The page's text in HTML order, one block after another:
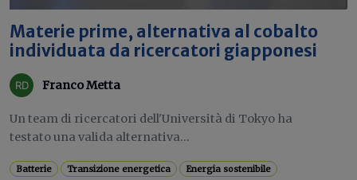
Materie prime, alternativa al cobalto
individuata da ricercatori giapponesi
Franco Metta
Un team di ricercatori dell'Università di Tokyo ha
testato una valida alternativa...
Batterie Transizione energetica Energia sostenibile